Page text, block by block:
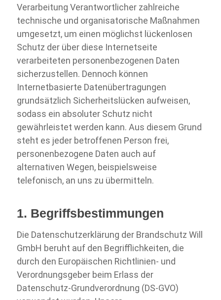
Verarbeitung Verantwortlicher zahlreiche
technische und organisatorische Maßnahmen
umgesetzt, um einen möglichst lückenlosen
Schutz der über diese Internetseite
verarbeiteten personenbezogenen Daten
sicherzustellen. Dennoch können
Internetbasierte Datenübertragungen
grundsätzlich Sicherheitslücken aufweisen,
sodass ein absoluter Schutz nicht
gewährleistet werden kann. Aus diesem Grund
steht es jeder betroffenen Person frei,
personenbezogene Daten auch auf
alternativen Wegen, beispielsweise
telefonisch, an uns zu übermitteln.
1. Begriffsbestimmungen
Die Datenschutzerklärung der Brandschutz Will
GmbH beruht auf den Begrifflichkeiten, die
durch den Europäischen Richtlinien- und
Verordnungsgeber beim Erlass der
Datenschutz-Grundverordnung (DS-GVO)